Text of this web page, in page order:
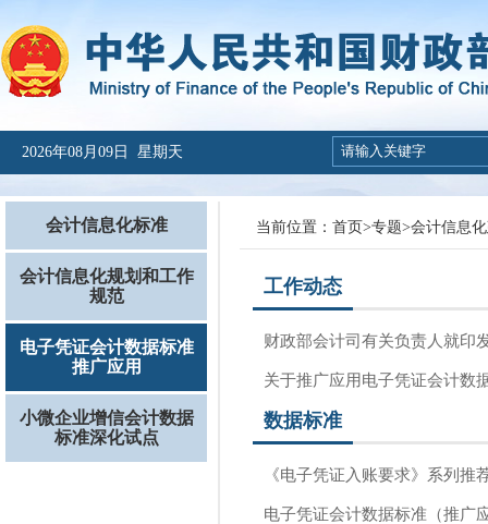
2026年08月09日 星期天
会计信息化标准
会计信息化规划和工作
规范
电子凭证会计数据标准
推广应用
小微企业增信会计数据
标准深化试点
当前位置： 首页>专题>会计信息
工作动态
财政部会计司有关负责人就印
关于推广应用电子凭证会计数
数据标准
《电子凭证入账要求》系列推
电子凭证会计数据标准（推广